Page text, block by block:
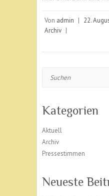
Von admin | 22.
Archiv |
Kategorien
Aktuell
Archiv
Pressestimmen
Neueste